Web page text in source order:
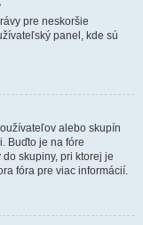
pre neskoršie
panel, kde sú
alebo skupín
Buďto je na fóre
skupiny, pri ktorej je
fóra pre viac informácií.